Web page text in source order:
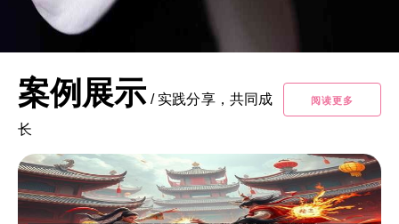
案例展示 / 实践分享，共同成
长
阅读更多